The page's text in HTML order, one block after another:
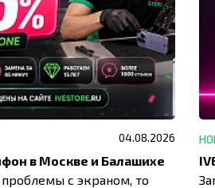
04.08.2026
в Москве и Балашихе
с экраном, то